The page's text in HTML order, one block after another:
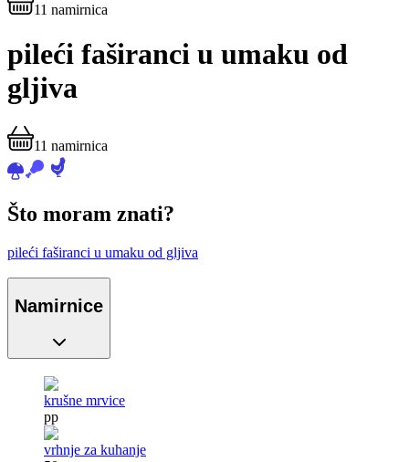
11 namirnica
pileći faširanci u umaku od
gljiva
11 namirnica
Što moram znati?
pileći faširanci u umaku od gljiva
Namirnice
krušne mrvice
pp
vrhnje za kuhanje